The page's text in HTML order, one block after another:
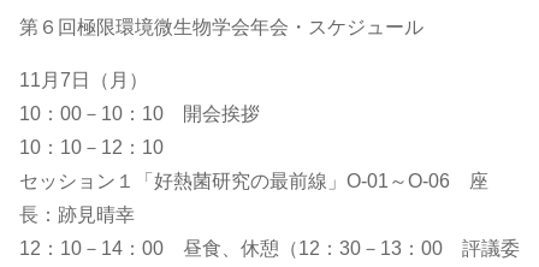
第６回極限環境微生物学会年会・スケジュール
11月7日（月）
10：00－10：10 開会挨拶
10：10－12：10
セッション１「好熱菌研究の最前線」O-01～O-06 座
長：跡見晴幸
12：10－14：00 昼食、休憩（12：30－13：00 評議委